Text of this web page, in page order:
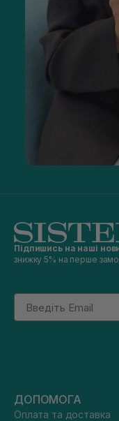
Підпишись на наші
знижку 5% на перше
Email
ДОПОМОГА
Оплата та доставка